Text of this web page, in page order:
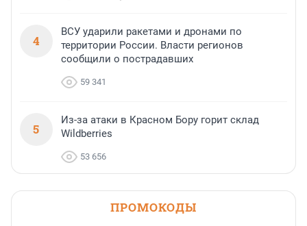
4
ВСУ ударили ракетами и дронами по
территории России. Власти регионов
сообщили о пострадавших
59 341
5
Из-за атаки в Красном Бору горит склад
Wildberries
53 656
ПРОМОКОДЫ